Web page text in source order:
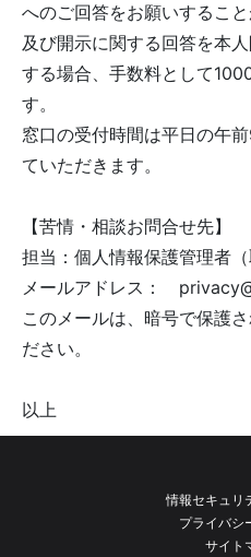
へのご回答をお願いするこ
及び開示に関する回答を本
する場合、手数料として
す。
窓口の受付時間は平日の午
ていただきます。
【苦情・相談お問合せ先】
担当：個人情報保護管理者（
メールアドレス：
このメールは、暗号で保護
ださい。
以上
情報セキュリ
プライバシ
サイト